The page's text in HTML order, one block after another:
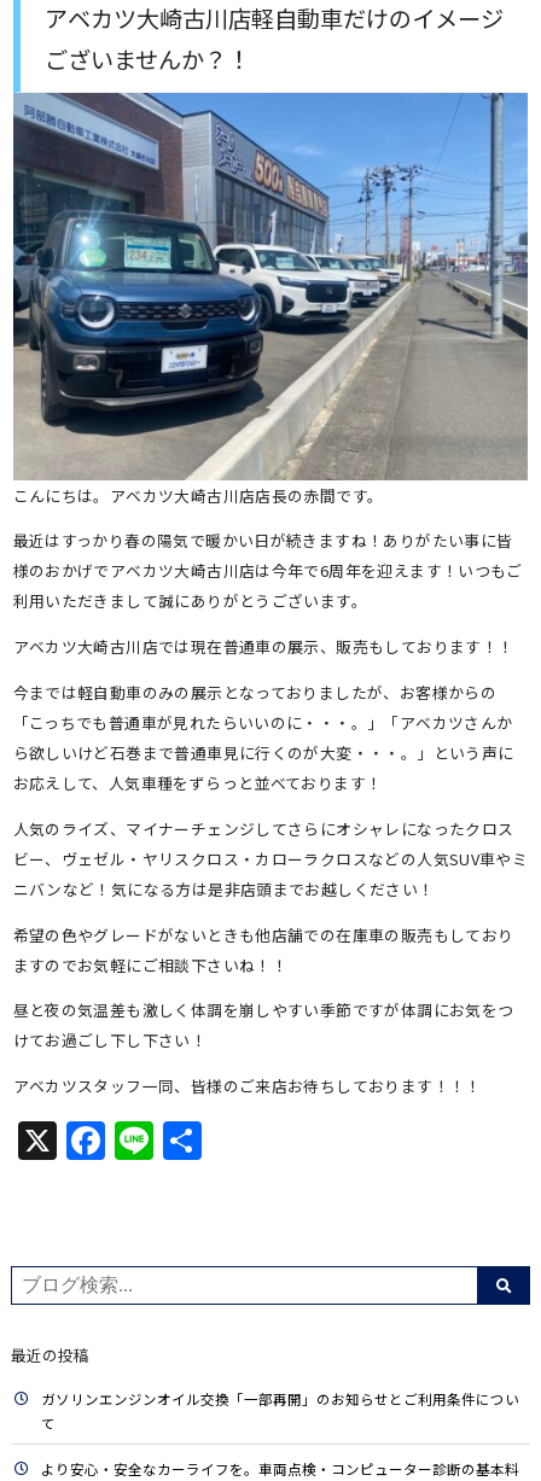
アベカツ大崎古川店軽自動車だけのイメージ
ございませんか？！
こんにちは。アベカツ大崎古川店店長の赤間です。
最近はすっかり春の陽気で暖かい日が続きますね！ありがたい事に皆
様のおかげでアベカツ大崎古川店は今年で6周年を迎えます！いつもご
利用いただきまして誠にありがとうございます。
アベカツ大崎古川店では現在普通車の展示、販売もしております！！
今までは軽自動車のみの展示となっておりましたが、お客様からの
「こっちでも普通車が見れたらいいのに・・・。」「アベカツさんか
ら欲しいけど石巻まで普通車見に行くのが大変・・・。」という声に
お応えして、人気車種をずらっと並べております！
人気のライズ、マイナーチェンジしてさらにオシャレになったクロス
ビー、ヴェゼル・ヤリスクロス・カローラクロスなどの人気SUV車やミ
ニバンなど！気になる方は是非店頭までお越しください！
希望の色やグレードがないときも他店舗での在庫車の販売もしており
ますのでお気軽にご相談下さいね！！
昼と夜の気温差も激しく体調を崩しやすい季節ですが体調にお気をつ
けてお過ごし下し下さい！
アベカツスタッフ一同、皆様のご来店お待ちしております！！！
X Facebook
Line共
最近の投稿
ガソリンエンジンオイル交換「一部再開」のお知らせとご利用条件につい
て
より安心・安全なカーライフを。車両点検・コンピューター診断の基本料